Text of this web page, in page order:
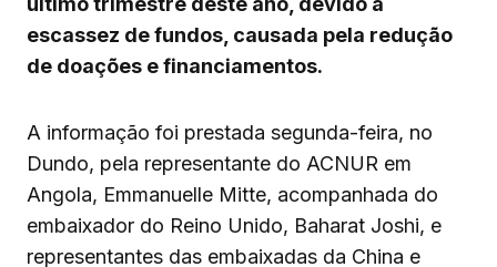
escassez de fundos, causada pela redução
de doações e financiamentos.
A informação foi prestada segunda-feira, no
Dundo, pela representante do ACNUR em
Angola, Emmanuelle Mitte, acompanhada do
embaixador do Reino Unido, Baharat Joshi, e
representantes das embaixadas da China e